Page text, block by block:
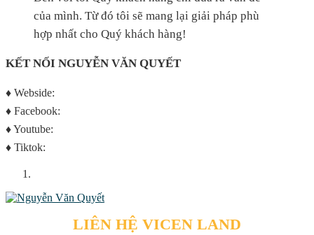
của mình. Từ đó tôi sẽ mang lại giải pháp phù
hợp nhất cho Quý khách hàng!
KẾT NỐI NGUYỄN VĂN QUYẾT
♦️ Webside:
♦️ Facebook:
♦️ Youtube:
♦️ Tiktok:
LIÊN HỆ VICEN LAND